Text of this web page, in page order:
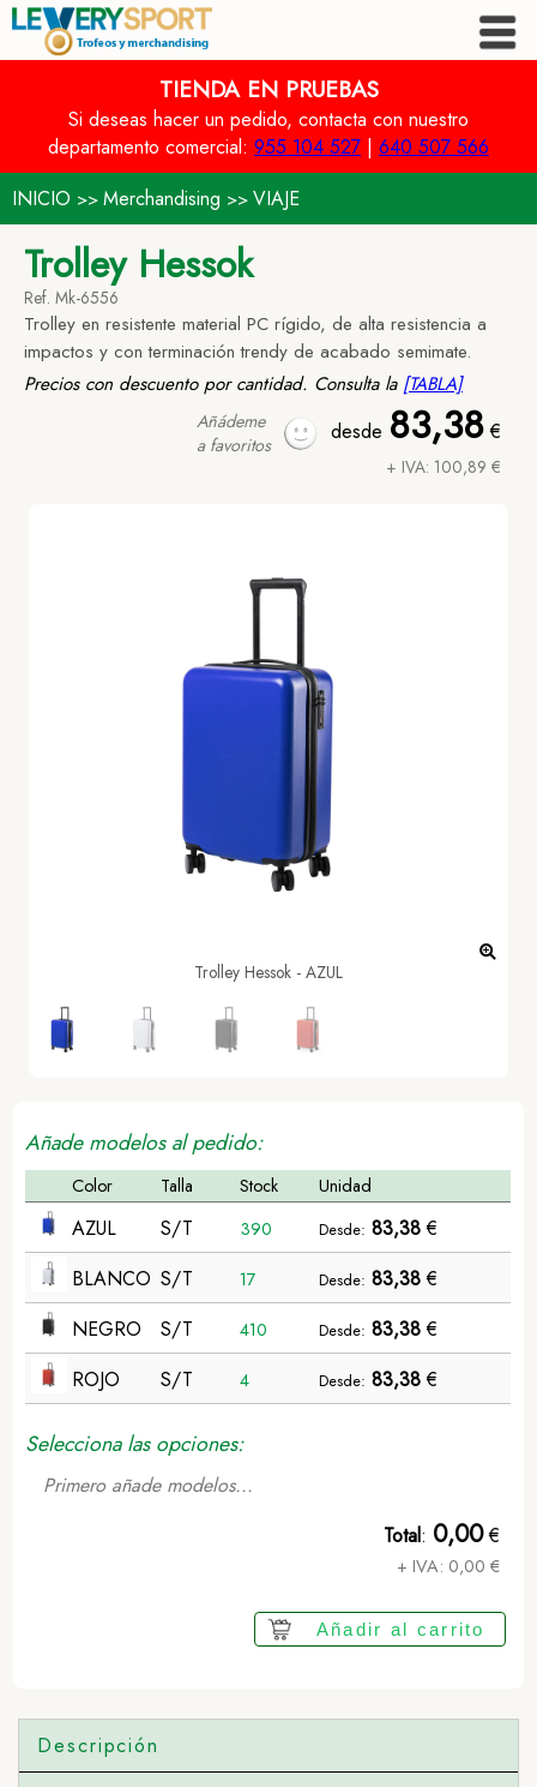
TIENDA EN PRUEBAS
Si deseas hacer un pedido, contacta con nuestro
departamento comercial: 955 104 527 | 640 507 566
INICIO >> Merchandising >> VIAJE
Trolley Hessok
Ref. Mk-6556
Trolley en resistente material PC rígido, de alta resistencia a
impactos y con terminación trendy de acabado semimate.
Precios con descuento por cantidad. Consulta la [TABLA]
desde 83,38€
+ IVA: 100,89 €
Añádeme
a favoritos
Trolley Hessok - AZUL
Añade modelos al pedido:
Color Talla Stock Unidad
AZUL S/T 390 Desde: 83,38€
BLANCO S/T 17 Desde: 83,38€
NEGRO
S/T 410 Desde: 83,38€
ROJO
S/T 4 Desde: 83,38€
Selecciona las opciones:
Primero añade modelos...
Total: 0,00€
+ IVA: 0,00 €
Añadir al carrito
Descripción